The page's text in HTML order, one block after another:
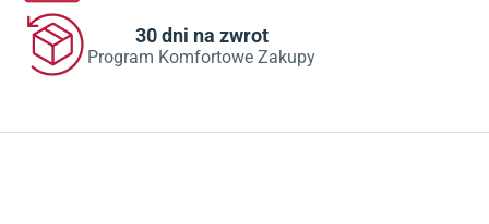
30 dni na zwrot
Program Komfortowe Zakupy